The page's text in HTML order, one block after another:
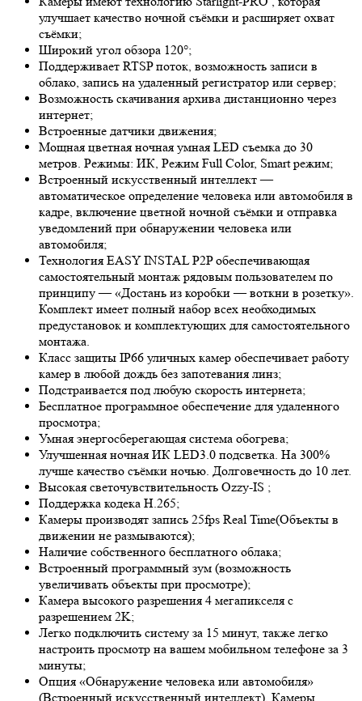
улучшает качество ночной съёмки и расширяет охват
съёмки;
Широкий угол обзора 120°;
Поддерживает RTSP поток, возможность записи в
облако, запись на удаленный регистратор или сервер;
Возможность скачивания архива дистанционно через
интернет;
Встроенные датчики движения;
Мощная цветная ночная умная LED съемка до 30
метров. Режимы: ИК, Режим Full Color, Smart режим;
Встроенный искусственный интеллект —
автоматическое определение человека или автомобиля в
кадре, включение цветной ночной съёмки и отправка
уведомлений при обнаружении человека или
автомобиля;
Технология EASY INSTAL P2P обеспечивающая
самостоятельный монтаж рядовым пользователем по
принципу — «Достань из коробки — воткни в розетку».
Комплект имеет полный набор всех необходимых
предустановок и комплектующих для самостоятельного
монтажа.
Класс защиты IP66 уличных камер обеспечивает работу
камер в любой дождь без запотевания линз;
Подстраивается под любую скорость интернета;
Бесплатное программное обеспечение для удаленного
просмотра;
Умная энергосберегающая система обогрева;
Улучшенная ночная ИК LED3.0 подсветка. На 300%
лучше качество съёмки ночью. Долговечность до 10 лет.
Высокая светочувствительность Ozzy-IS ;
Поддержка кодека H.265;
Камеры производят запись 25fps Real Time(Объекты в
движении не размываются);
Наличие собственного бесплатного облака;
Встроенный программный зум (возможность
увеличивать объекты при просмотре);
Камера высокого разрешения 4 мегапикселя с
разрешением 2K;
Легко подключить систему за 15 минут, также легко
настроить просмотр на вашем мобильном телефоне за 3
минуты;
Опция «Обнаружение человека или автомобиля»
(Встроенный искусственный интеллект). Камеры